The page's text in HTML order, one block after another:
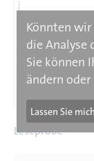
Leseprobe
Könnten
die Analyse
Sie können
ändern
Lassen Sie